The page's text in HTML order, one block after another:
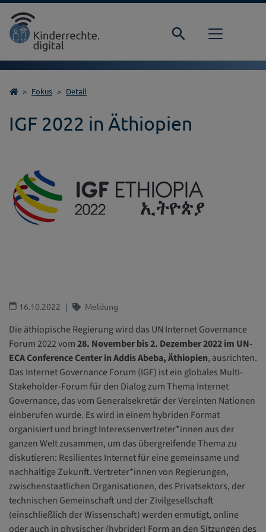
Direkt zur Hauptnavigation springen
Direkt zum Inhalt springen
Startseite
Fokus Detail
IGF 2022 in Äthiopien
16.10.2022 Meldung
Die äthiopische Regierung wird das UN Internet Governance
Forum 2022 vom28. November bis 2. Dezember 2022 im UN-
ECA Conference Center in Addis Abeba, Äthiopien, ausrichten.
Das Internet Governance Forum (IGF) ist ein globales Multi-
Stakeholder-Forum für den Dialog zum Thema Internet
Governance, das vom Generalsekretär der Vereinten Nationen
einberufen wurde. Es wird in einem hybriden Format
organisiert und bringt Interessenvertreter*innen aus der
ganzen Welt zusammen, um das übergreifende Thema zu
diskutieren: Resilientes Internet für eine gemeinsame und
nachhaltige Zukunft. Vertreter*innen von Regierungen,
zwischenstaatlichen Organisationen, des Privatsektors, der
technischen Gemeinschaft und der Zivilgesellschaft
(einschließlich der Wissenschaft) werden ermutigt, online
oder auch in physischer (hybrider) Form an den Sitzungen des